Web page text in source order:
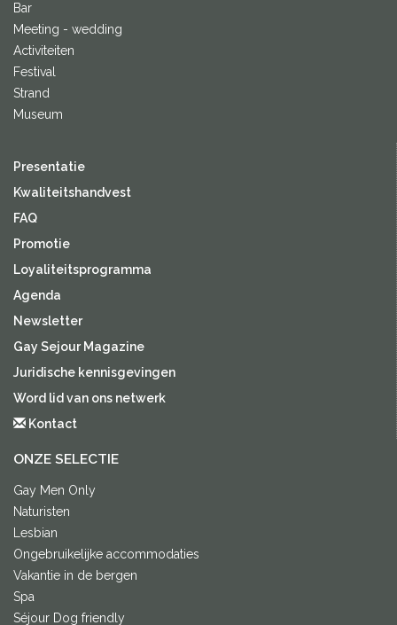
Bar
Meeting - wedding
Activiteiten
Festival
Strand
Museum
Presentatie
Kwaliteitshandvest
FAQ
Promotie
Loyaliteitsprogramma
Agenda
Newsletter
Gay Sejour Magazine
Juridische kennisgevingen
Word lid van ons netwerk
Kontact
ONZE SELECTIE
Gay Men Only
Naturisten
Lesbian
Ongebruikelijke accommodaties
Vakantie in de bergen
Spa
Séjour Dog friendly